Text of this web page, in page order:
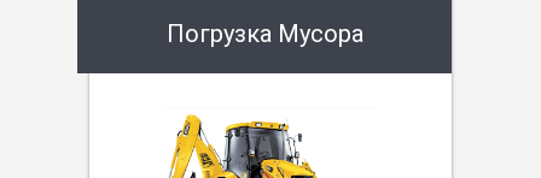
Погрузка Мусора